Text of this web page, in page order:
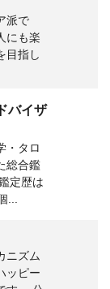
派で
にも楽
目指し
バイザ
・タロ
総合鑑
定歴は
...
ニズム
ッピー